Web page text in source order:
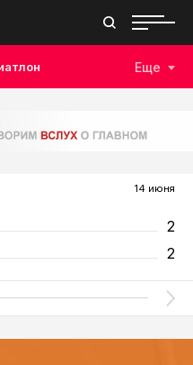
Еще
14 июня
2
2